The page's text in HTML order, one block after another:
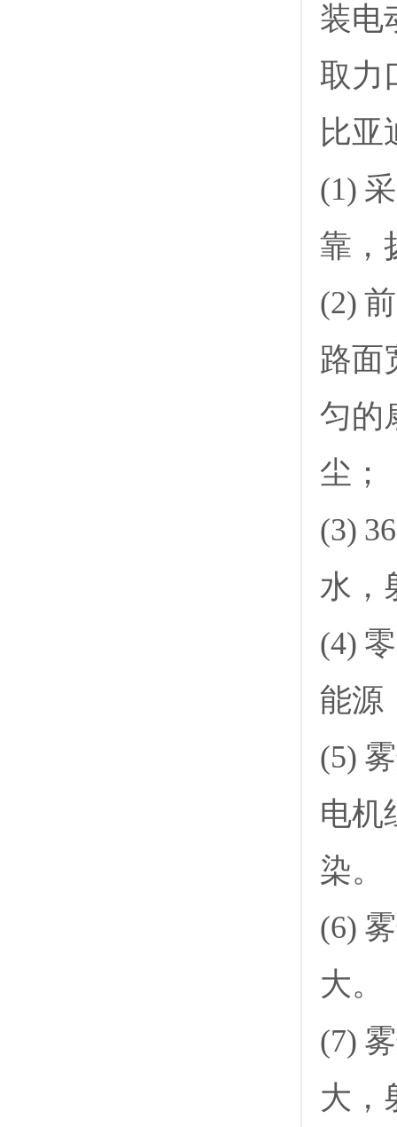
装电
取力
比亚
(1)
靠，
(2)
路面
匀的
尘；
(3)
水，
(4)
能源
(5)
电机
染。
(6)
大。
(7)
大，